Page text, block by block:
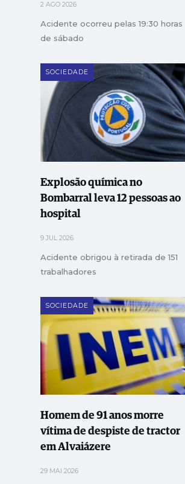
2 AGO 2026
Acidente ocorreu pelas 19:30 horas
de sábado
SOCIEDADE
Explosão química no
Bombarral leva 12 pessoas ao
hospital
9 JUL 2026
Acidente obrigou à retirada de 151
trabalhadores
SOCIEDADE
Homem de 91 anos morre
vítima de despiste de tractor
em Alvaiázere
29 MAI 2026